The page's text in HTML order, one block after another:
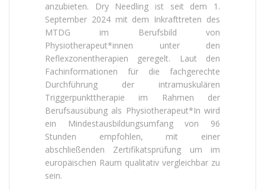
anzubieten. Dry Needling ist seit dem 1.
September 2024 mit dem Inkrafttreten des
MTDG im Berufsbild von
Physiotherapeut*innen unter den
Reflexzonentherapien geregelt. Laut den
Fachinformationen für die fachgerechte
Durchführung der intramuskulären
Triggerpunkttherapie im Rahmen der
Berufsausübung als Physiotherapeut*In wird
ein Mindestausbildungsumfang von 96
Stunden empfohlen, mit einer
abschließenden Zertifikatsprüfung um im
europäischen Raum qualitativ vergleichbar zu
sein.